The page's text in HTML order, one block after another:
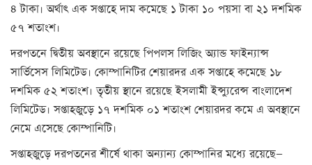
৪ টাকা। অর্থাৎ এক সপ্তাহে দাম কমেছে ১ টাকা ১০ পয়সা বা ২১ দশমিক
৫৭ শতাংশ।
দরপতনে দ্বিতীয় অবস্থানে রয়েছে পিপলস লিজিং অ্যান্ড ফাইন্যান্স
সার্ভিসেস লিমিটেড। কোম্পানিটির শেয়ারদর এক সপ্তাহে কমেছে ১৮
দশমিক ৫২ শতাংশ। তৃতীয় স্থানে রয়েছে ইসলামী ইন্স্যুরেন্স বাংলাদেশ
লিমিটেড। সপ্তাহজুড়ে ১৭ দশমিক ০১ শতাংশ শেয়ারদর কমে এ অবস্থানে
নেমে এসেছে কোম্পানিটি।
সপ্তাহজুড়ে দরপতনের শীর্ষে থাকা অন্যান্য কোম্পানির মধ্যে রয়েছে—